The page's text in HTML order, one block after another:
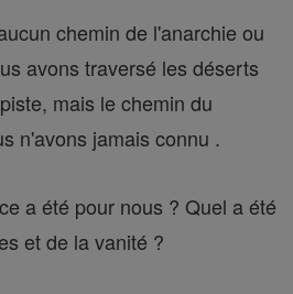
chemin de l'anarchie ou
avons traversé les déserts
mais le chemin du
n'avons jamais connu .
a été pour nous ? Quel a été
et de la vanité ?